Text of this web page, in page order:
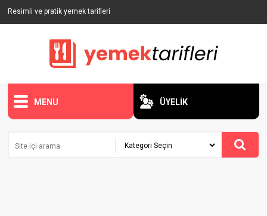
Resimli ve pratik yemek tarifleri
MENU ÜYELİK